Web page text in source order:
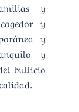
y
y
y
y
bullicio